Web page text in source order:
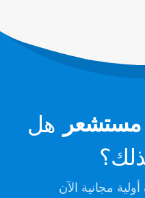
مستشعر هل
مجانية الآن